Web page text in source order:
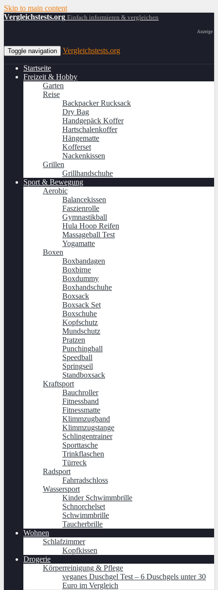
Skip to main content
Vergleichstests.org Einfach informieren & vergleichen
Anzeige
Toggle navigation Vergleichstests.org
Startseite
Freizeit & Hobby
Garten
Reise
Backpacker Rucksack
Dry Bag
Handgepäck Koffer
Hartschalenkoffer
Hängematte
Kofferset
Nackenkissen
Grillen
Grillhandschuhe
Sport & Bewegung
Aerobic
Balancekissen
Faszienrolle
Gymnastikball
Hula Hoop Reifen
Massageball Test
Yogamatte
Boxen
Boxbandagen
Boxbirne
Boxdummy
Boxhandschuhe
Boxsack
Boxsack Set
Boxschuhe
Kopfschutz
Mundschutz
Pratzen
Punchingball
Speedball
Springseil
Standboxsack
Kraftsport
Bauchroller
Fitnessband
Fitnessmatte
Klimmzugband
Klimmzugstange
Schlingentrainer
Sporttasche
Trinkflaschen
Türreck
Radsport
Fahrradschloss
Wassersport
Kinder Schwimmbrille
Schnorchelset
Schwimmbrille
Taucherbrille
Wohnen
Schlafzimmer
Kopfkissen
Drogerie
Körperreinigung & Pflege
veganes Duschgel Test – 6 Duschgels unter 30
Euro im Vergleich